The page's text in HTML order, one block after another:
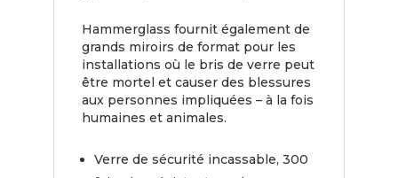
Hammerglass fournit également de
grands miroirs de format pour les
installations où le bris de verre peut
être mortel et causer des blessures
aux personnes impliquées – à la fois
humaines et animales.
Verre de sécurité incassable, 300